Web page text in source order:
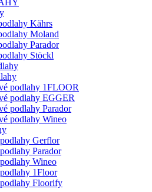
Kährs
Moland
Parador
Stöckl
podlahy 1FLOOR
podlahy EGGER
podlahy Parador
podlahy Wineo
Gerflor
Parador
Wineo
1Floor
Floorify